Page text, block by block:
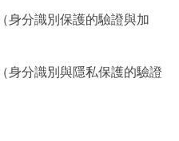
（身分識別保護的驗證與加
（身分識別與隱私保護的驗證